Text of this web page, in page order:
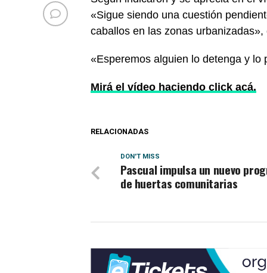
«Sigue siendo una cuestión
caballos en las zonas
«Esperemos alguien lo detenga y lo
Mirá el vídeo haciendo click acá.
RELACIONADAS
DON'T MISS
Pascual impulsa un nuevo
de huertas comunitarias